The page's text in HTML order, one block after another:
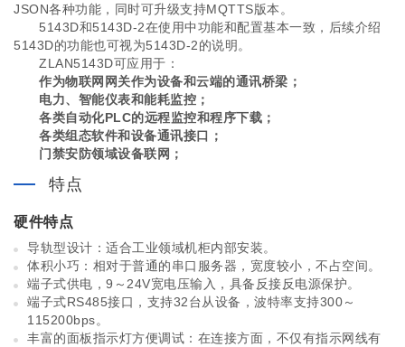
JSON各种功能，同时可升级支持MQTTS版本。
5143D和5143D-2在使用中功能和配置基本一致，后续介绍
5143D的功能也可视为5143D-2的说明。
ZLAN5143D可应用于：
作为物联网网关作为设备和云端的通讯桥梁；
电力、智能仪表和能耗监控；
各类自动化PLC的远程监控和程序下载；
各类组态软件和设备通讯接口；
门禁安防领域设备联网；
特点
硬件特点
导轨型设计：适合工业领域机柜内部安装。
体积小巧：相对于普通的串口服务器，宽度较小，不占空间。
端子式供电，9～24V宽电压输入，具备反接反电源保护。
端子式RS485接口，支持32台从设备，波特率支持300～
115200bps。
丰富的面板指示灯方便调试：在连接方面，不仅有指示网线有